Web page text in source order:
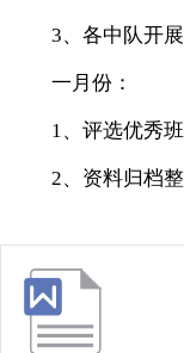
3、各中队开
一月份：
1、评选优秀
2、资料归档整